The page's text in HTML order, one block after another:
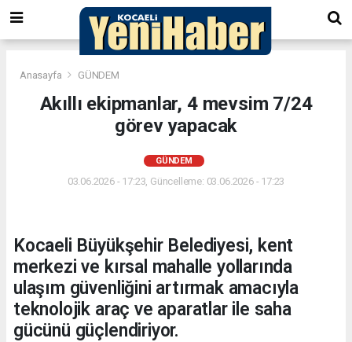
Anasayfa GÜNDEM
Akıllı ekipmanlar, 4 mevsim 7/24
görev yapacak
GÜNDEM
03.06.2026 - 17:23, Güncelleme: 03.06.2026 - 17:23
Kocaeli Büyükşehir Belediyesi, kent
merkezi ve kırsal mahalle yollarında
ulaşım güvenliğini artırmak amacıyla
teknolojik araç ve aparatlar ile saha
gücünü güçlendiriyor.